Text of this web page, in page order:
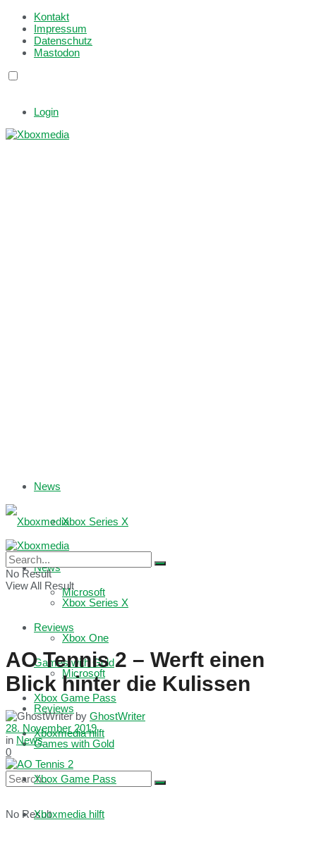
Kontakt
Impressum
Datenschutz
Mastodon
Login
News
Xbox Series X
Microsoft
Reviews
Games with Gold
Xbox Game Pass
Xboxmedia hilft
No Result
News
Xbox Series X
Xbox One
Microsoft
Reviews
Games with Gold
Xbox Game Pass
Xboxmedia hilft
No Result
View All Result
AO Tennis 2 – Werft einen
Blick hinter die Kulissen
by GhostWriter
28. November 2019
in News
0